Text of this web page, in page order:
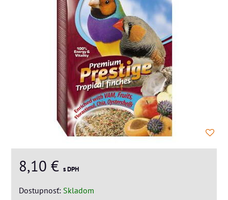
8,10 € s DPH
Dostupnosť: Skladom